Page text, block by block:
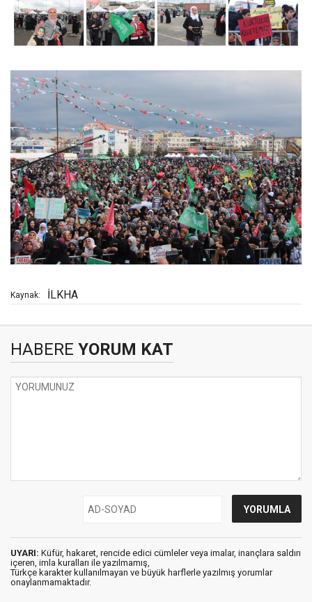
Kaynak: İLKHA
HABERE YORUM KAT
UYARI: Küfür, hakaret, rencide edici cümleler veya imalar, inançlara saldırı
içeren, imla kuralları ile yazılmamış,
Türkçe karakter kullanılmayan ve büyük harflerle yazılmış yorumlar
onaylanmamaktadır.